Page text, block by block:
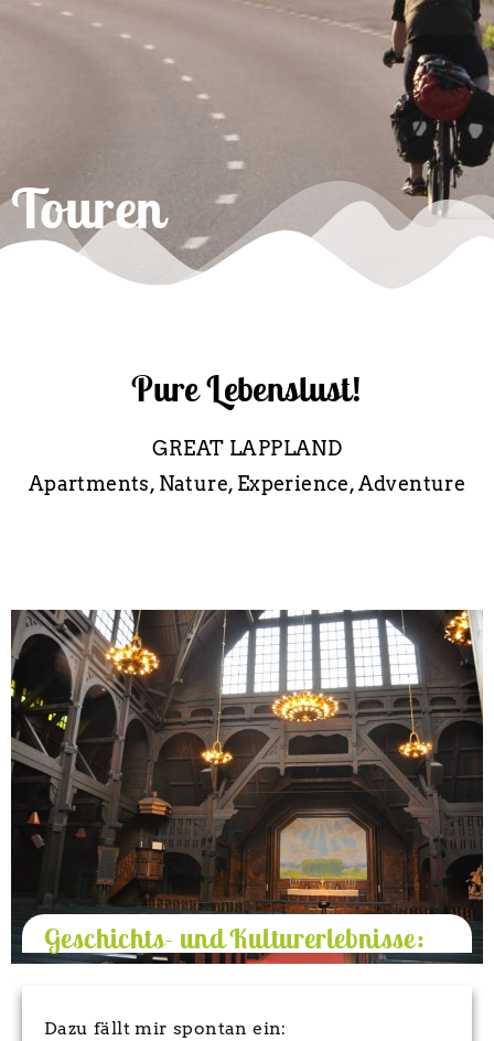
Touren
Pure Lebenslust!
GREAT LAPPLAND
Apartments, Nature, Experience, Adventure
Geschichts- und Kulturerlebnisse:
Dazu fällt mir spontan ein: